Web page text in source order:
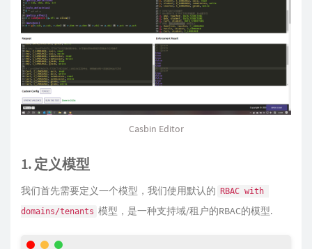
Casbin Editor
1. 定义模型
我们首先需要定义一个模型，我们使用默认的 RBAC with
domains/tenants 模型，是一种支持域/租户的RBAC的模型.